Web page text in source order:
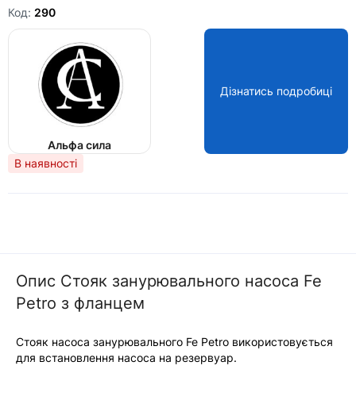
Код: 290
Альфа сила
Дізнатись подробиці
В наявності
Опис Стояк занурювального насоса Fe
Petro з фланцем
Стояк насоса занурювального Fe Petro використовується
для встановлення насоса на резервуар.